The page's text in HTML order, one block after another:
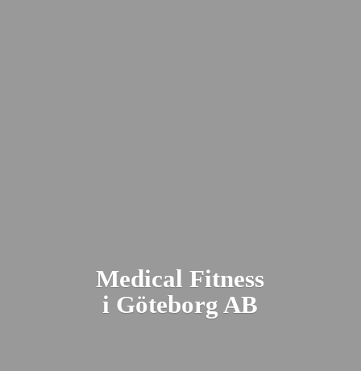
Medical Fitness
i Göteborg AB